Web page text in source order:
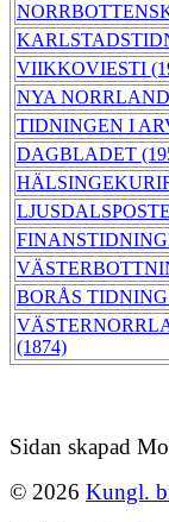
VIIKKOVIESTI
NYA
TIDNINGEN I
DAGBLADET
BORÅS TIDNING
(1874)
Sidan skapad
© 2026 Kungl.